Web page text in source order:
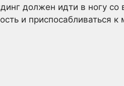
должен идти в ногу со
и приспосабливаться